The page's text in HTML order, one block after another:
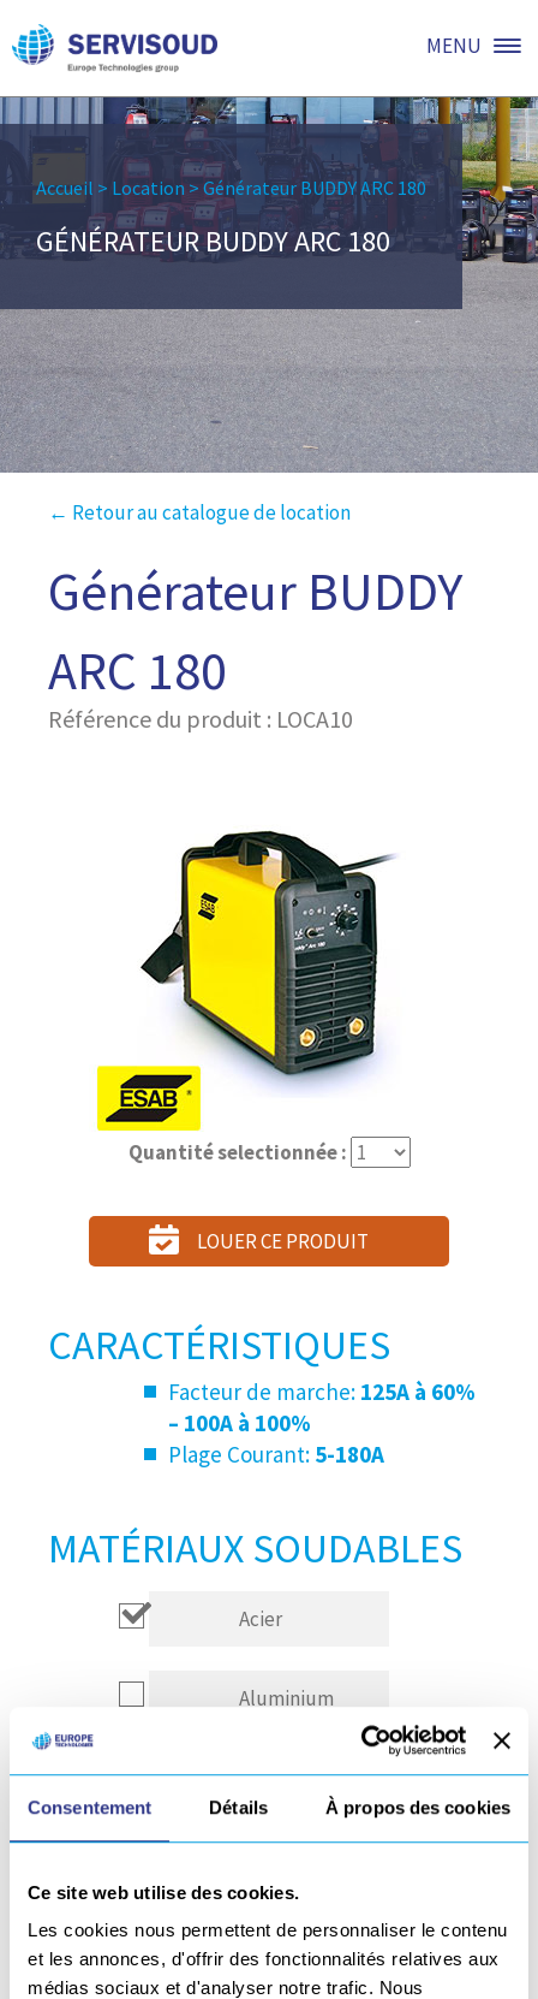
Consentement Détails À propos des cookies
Ce site web utilise des cookies.
Les cookies nous permettent de personnaliser le contenu
et les annonces, d'offrir des fonctionnalités relatives aux
médias sociaux et d'analyser notre trafic. Nous
MENU
Accueil > Location> Générateur BUDDY ARC 180
GÉNÉRATEUR BUDDY ARC 180
← Retour au catalogue de location
Générateur BUDDY
ARC 180
Référence du produit : LOCA10
Quantité selectionnée :
LOUER CE PRODUIT
CARACTÉRISTIQUES
Facteur de marche: 125A à 60%
– 100A à 100%
Plage Courant: 5-180A
MATÉRIAUX SOUDABLES
Acier
Aluminium
Composite
Autre